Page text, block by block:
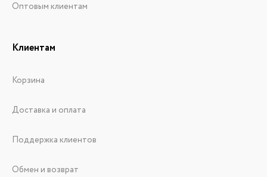
Оптовым клиентам
Клиентам
Корзина
Доставка и оплата
Поддержка клиентов
Обмен и возврат